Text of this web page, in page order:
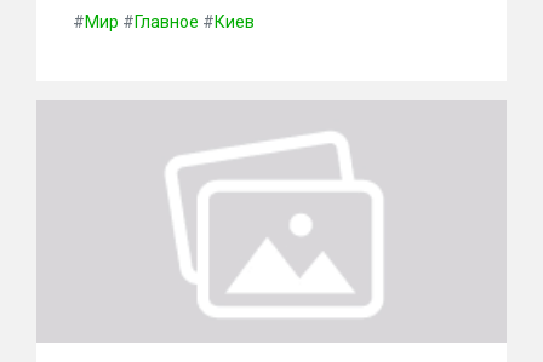
#Мир #Главное #Киев